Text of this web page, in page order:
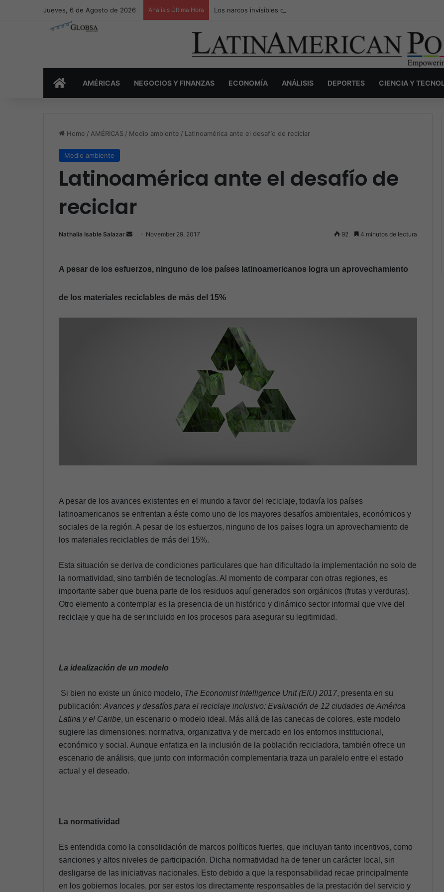
Jueves, 6 de Agosto de 2026 Análisis Última Hora Los narcos invisibles de Colombia: la guerra secreta por la verdad, el
INICIOAMÉRICAS NEGOCIOS Y FINANZAS ECONOMÍA ANÁLISIS DEPORTES CIENCIA Y
Home / AMÉRICAS / Medio ambiente / Latinoamérica ante el desafío de reciclar
Medio ambiente
Latinoamérica ante el desafío de
reciclar
Nathalia Isable Salazar
d
n
m
November 29, 2017 92 4 minutos de lectura
A pesar de los esfuerzos, ninguno de los países latinoamericanos logra un aprovechamiento
de los materiales reciclables de más del 15%
A pesar de los avances existentes en el mundo a favor del reciclaje, todavía los países
latinoamericanos se enfrentan a éste como uno de los mayores desafíos ambientales, económicos y
sociales de la región. A pesar de los esfuerzos, ninguno de los países logra un aprovechamiento de
los materiales reciclables de más del 15%.
Esta situación se deriva de condiciones particulares que han dificultado la implementación no solo de
la normatividad, sino también de tecnologías. Al momento de comparar con otras regiones, es
importante saber que buena parte de los residuos aquí generados son orgánicos (frutas y verduras).
Otro elemento a contemplar es la presencia de un histórico y dinámico sector informal que vive del
reciclaje y que ha de ser incluido en los procesos para asegurar su legitimidad.
La idealización de un modelo
Si bien no existe un único modelo, The Economist Intelligence Unit (EIU) 2017, presenta en su
publicación: Avances y desafíos para el reciclaje inclusivo: Evaluación de 12 ciudades de América
Latina y el Caribe, un escenario o modelo ideal. Más allá de las canecas de colores, este modelo
sugiere las dimensiones: normativa, organizativa y de mercado en los entornos institucional,
económico y social. Aunque enfatiza en la inclusión de la población recicladora, también ofrece un
escenario de análisis, que junto con información complementaria traza un paralelo entre el estado
actual y el deseado.
La normatividad
Es entendida como la consolidación de marcos políticos fuertes, que incluyan tanto incentivos, como
sanciones y altos niveles de participación. Dicha normatividad ha de tener un carácter local, sin
desligarse de las iniciativas nacionales. Esto debido a que la responsabilidad recae principalmente
en los gobiernos locales, por ser estos los directamente responsables de la prestación del servicio y